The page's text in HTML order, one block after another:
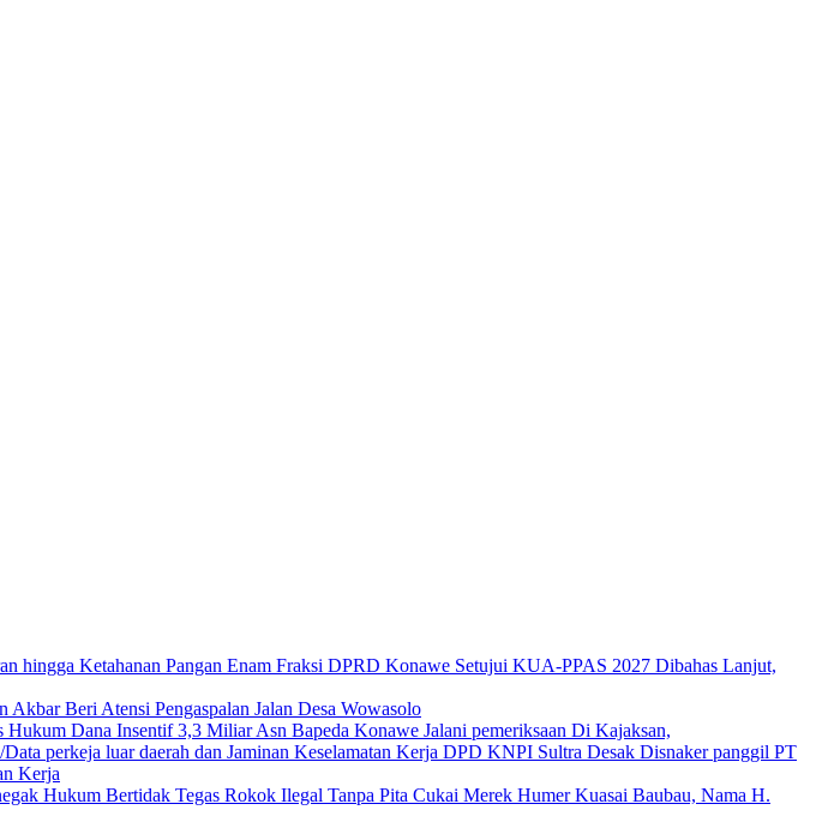
Enam Fraksi DPRD Konawe Setujui KUA-PPAS 2027 Dibahas Lanjut,
Akbar Beri Atensi Pengaspalan Jalan Desa Wowasolo
Hukum Dana Insentif 3,3 Miliar Asn Bapeda Konawe Jalani pemeriksaan Di Kajaksan,
DPD KNPI Sultra Desak Disnaker panggil PT
Kerja
Rokok Ilegal Tanpa Pita Cukai Merek Humer Kuasai Baubau, Nama H.